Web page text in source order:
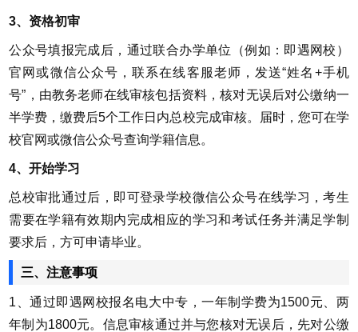
3、资格初审
公众号填报完成后，通过联合办学单位（例如：即遇网校）
官网或微信公众号，联系在线客服老师，发送“姓名+手机
号”，由教务老师在线审核包括资料，核对无误后对公缴纳一
半学费，缴费后5个工作日内总校完成审核。届时，您可在学
校官网或微信公众号查询学籍信息。
4、开始学习
总校审批通过后，即可登录学校微信公众号在线学习，考生
需要在学籍有效期内完成相应的学习和考试任务并满足学制
要求后，方可申请毕业。
三、注意事项
1、通过即遇网校报名电大中专，一年制学费为1500元、两
年制为1800元。信息审核通过并与您核对无误后，先对公缴